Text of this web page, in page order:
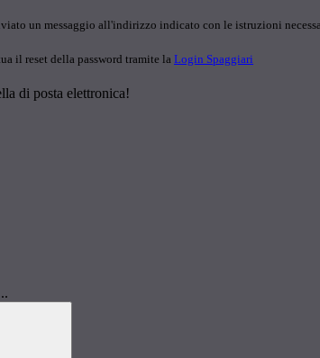
un messaggio all'indirizzo indicato con le istruzioni
il reset della password tramite la Login Spaggiari
di posta elettronica!